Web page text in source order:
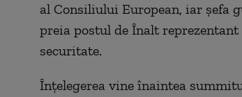
al Consiliului European, iar şefa
preia postul de Înalt
securitate.
Înţelegerea vine înaintea